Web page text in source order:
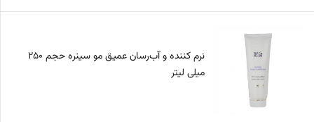
نرم کننده و آب‌رسان عمیق مو سینره حجم 250
میلی لیتر